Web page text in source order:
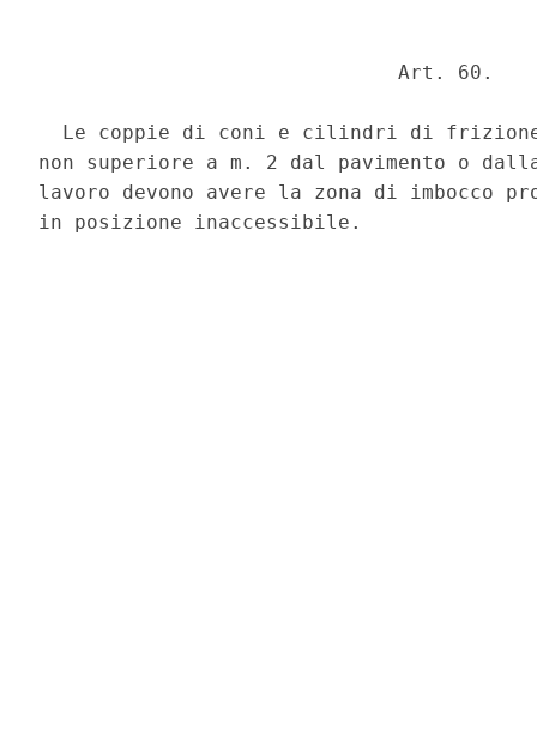
                              Art. 60.
Le coppie di coni e cilindri di
non superiore a m. 2 dal pavimento o
lavoro devono avere la zona di imbocco